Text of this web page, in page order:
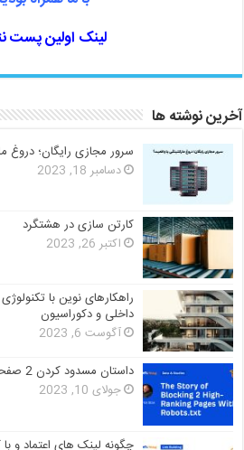
لینک اولین پست
آخرین نوشته ها
سرور مجازی رایگان؛ دروغ
دسامبر 18, 2023
کارتن سازی در هشتگرد
اکتبر 26, 2023
داخلی و دکوراسیون
آگوست 6, 2023
داستان مسدود کردن 2 صفحه با رتبه بالا با Robots.txt
جولای 10, 2023
چگونه لینک های اعتماد و